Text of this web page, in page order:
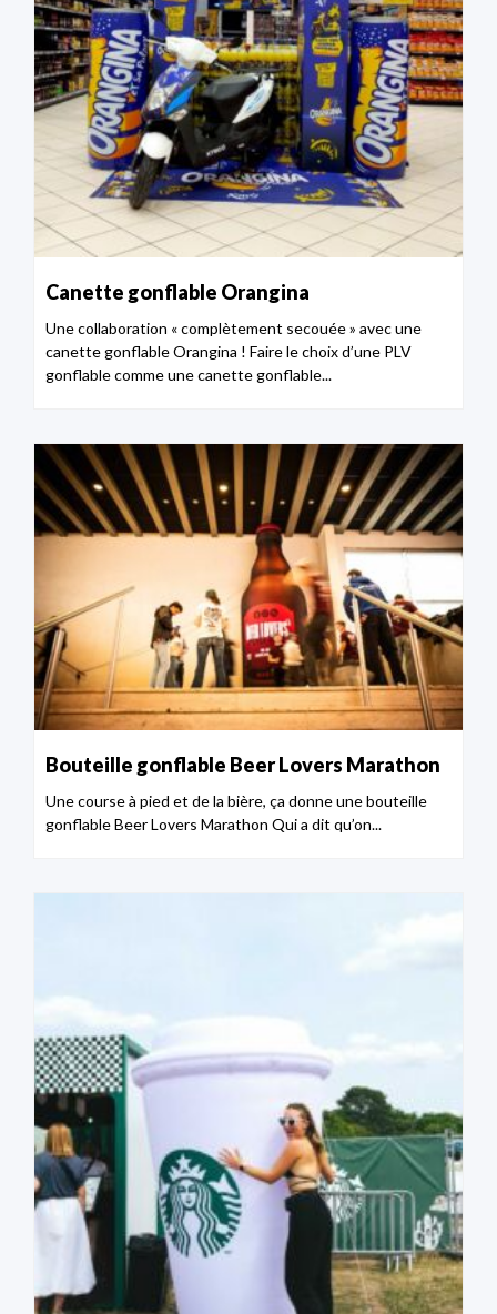
Canette gonflable Orangina
Une collaboration « complètement secouée » avec une
canette gonflable Orangina ! Faire le choix d’une PLV
gonflable comme une canette gonflable...
Bouteille gonflable Beer Lovers Marathon
Une course à pied et de la bière, ça donne une bouteille
gonflable Beer Lovers Marathon Qui a dit qu’on...